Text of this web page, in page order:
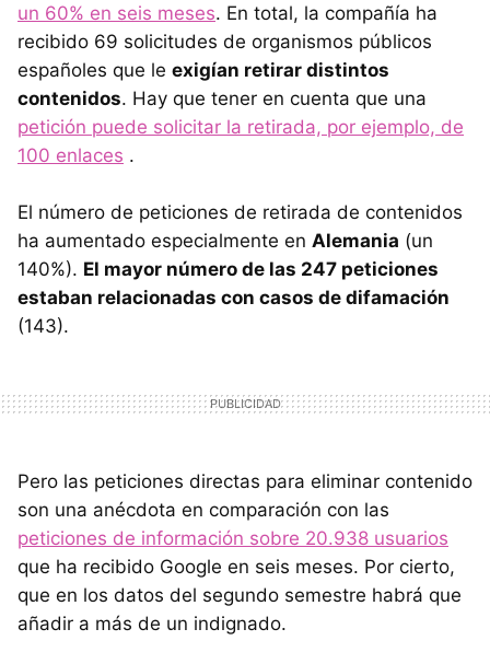
un 60% en seis meses. En total, la compañía ha
recibido 69 solicitudes de organismos públicos
españoles que le exigían retirar distintos
contenidos. Hay que tener en cuenta que una
petición puede solicitar la retirada, por ejemplo, de
100 enlaces .
El número de peticiones de retirada de contenidos
ha aumentado especialmente en Alemania (un
140%). El mayor número de las 247 peticiones
estaban relacionadas con casos de difamación
(143).
Pero las peticiones directas para eliminar contenido
son una anécdota en comparación con las
peticiones de información sobre 20.938 usuarios
que ha recibido Google en seis meses. Por cierto,
que en los datos del segundo semestre habrá que
añadir a más de un indignado.